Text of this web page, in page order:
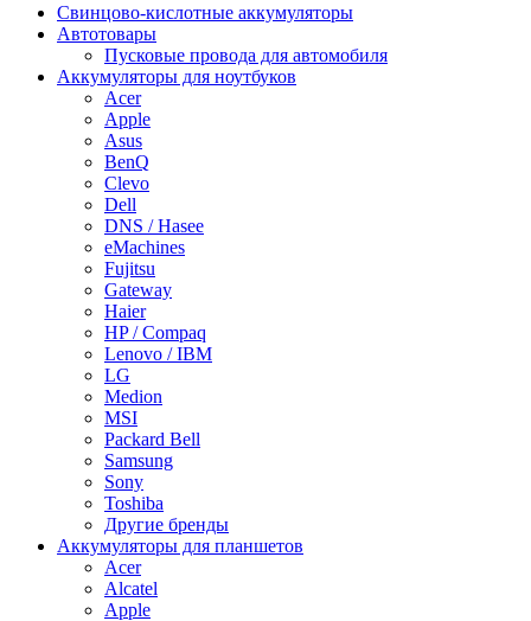
Cвинцово-кислотные аккумуляторы
Автотовары
Пусковые провода для автомобиля
Аккумуляторы для ноутбуков
Acer
Apple
Asus
BenQ
Clevo
Dell
DNS / Hasee
eMachines
Fujitsu
Gateway
Haier
HP / Compaq
Lenovo / IBM
LG
Medion
MSI
Packard Bell
Samsung
Sony
Toshiba
Другие бренды
Аккумуляторы для планшетов
Acer
Alcatel
Apple